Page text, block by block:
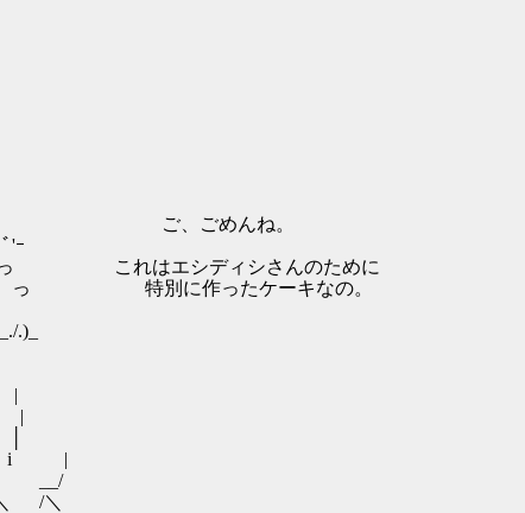
ご、ごめんね。
ｰ
エシディシさんのために
ったケーキなの。
|
|
i |
__/
＼